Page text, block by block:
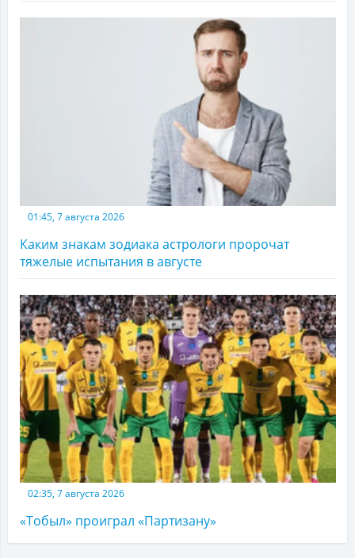
01:45, 7 августа 2026
Каким знакам зодиака астрологи пророчат
тяжелые испытания в августе
02:35, 7 августа 2026
«Тобыл» проиграл «Партизану»